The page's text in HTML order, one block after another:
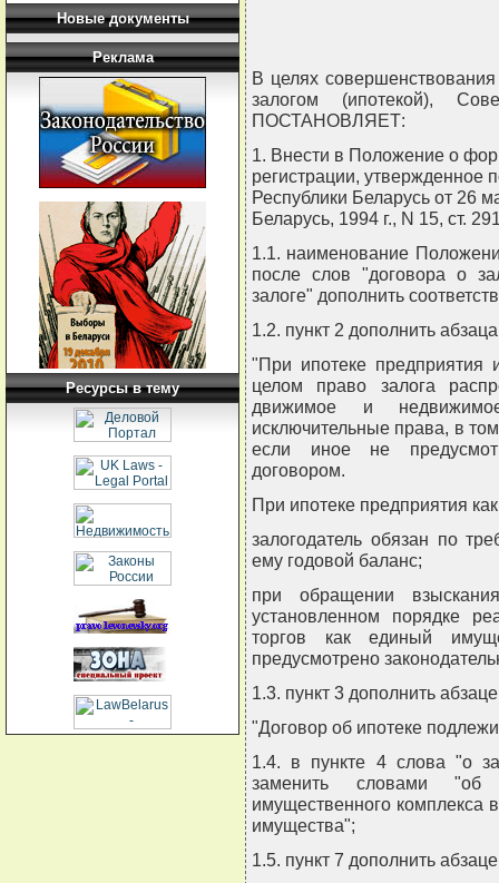
Новые документы
Реклама
Ресурсы в тему
В целях
залогом (ипотекой),
ПОСТАНОВЛЯЕТ:
1. Внести в Положение о
регистрации, утвержденное
Республики Беларусь от 26
Беларусь, 1994 г., N 15, ст.
1.1. наименование
после слов "договора о
залоге" дополнить
1.2. пункт 2 дополнить
"При ипотеке предприятия
целом право залога
движимое и
исключительные права, в
если иное не
договором.
При ипотеке предприятия
залогодатель обязан по
ему годовой баланс;
при обращении
установленном порядке
торгов как единый
предусмотрено
1.3. пункт 3 дополнить
"Договор об ипотеке
1.4. в пункте 4 слова "о
заменить словами "об
имущественного комплекса
имущества";
1.5. пункт 7 дополнить